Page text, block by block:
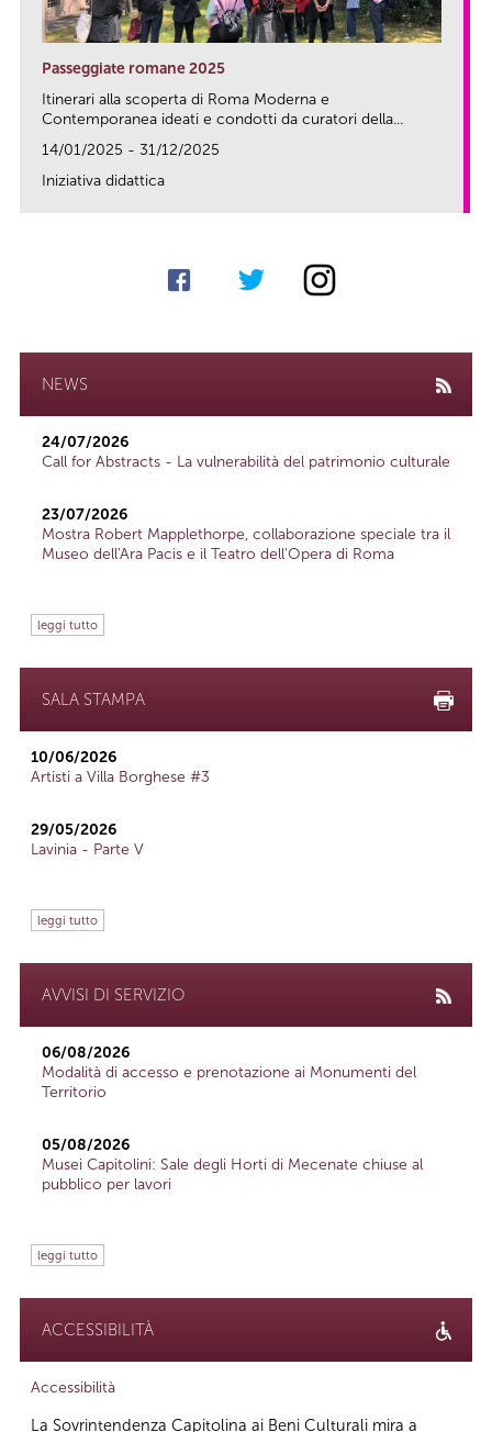
Passeggiate romane 2025
Itinerari alla scoperta di Roma Moderna e
Contemporanea ideati e condotti da curatori della...
14/01/2025 - 31/12/2025
Iniziativa didattica
NEWS
24/07/2026
Call for Abstracts - La vulnerabilità del patrimonio culturale
23/07/2026
Mostra Robert Mapplethorpe, collaborazione speciale tra il
Museo dell'Ara Pacis e il Teatro dell'Opera di Roma
leggi tutto
SALA STAMPA
10/06/2026
Artisti a Villa Borghese #3
29/05/2026
Lavinia - Parte V
leggi tutto
AVVISI DI SERVIZIO
06/08/2026
Modalità di accesso e prenotazione ai Monumenti del
Territorio
05/08/2026
Musei Capitolini: Sale degli Horti di Mecenate chiuse al
pubblico per lavori
leggi tutto
ACCESSIBILITÀ
Accessibilità
La Sovrintendenza Capitolina ai Beni Culturali mira a